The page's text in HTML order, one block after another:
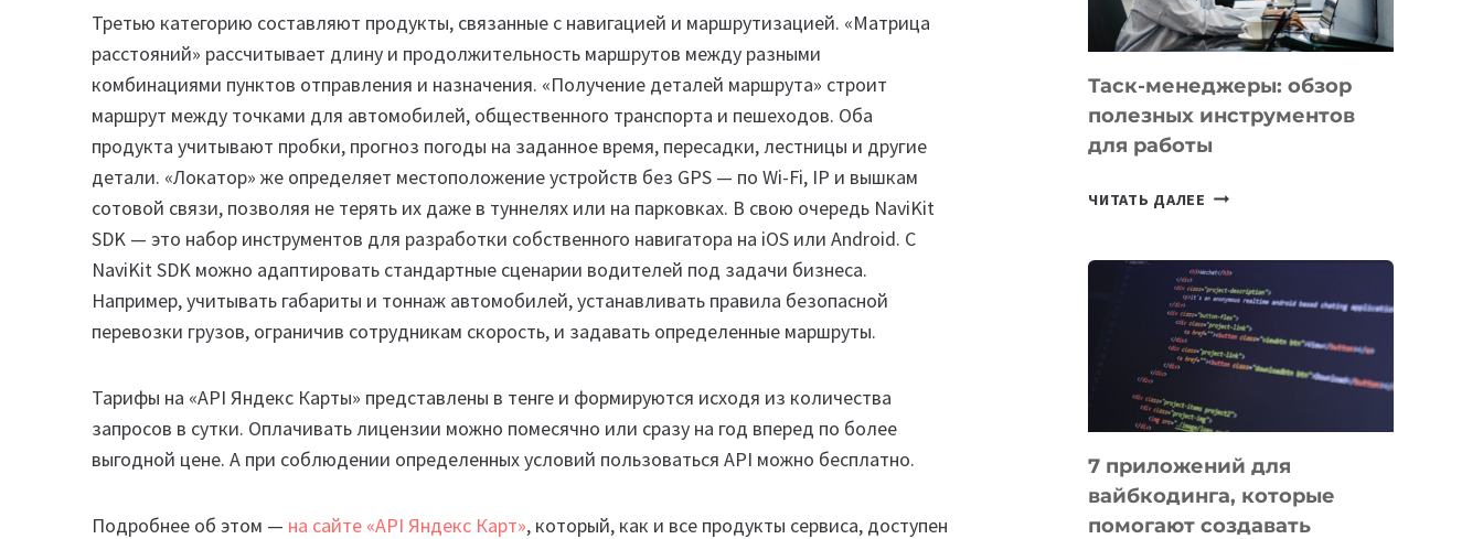
Третью категорию составляют продукты, связанные с навигацией и маршрутизацией. «Матрица
расстояний» рассчитывает длину и продолжительность маршрутов между разными
комбинациями пунктов отправления и назначения. «Получение деталей маршрута» строит
маршрут между точками для автомобилей, общественного транспорта и пешеходов. Оба
продукта учитывают пробки, прогноз погоды на заданное время, пересадки, лестницы и другие
детали. «Локатор» же определяет местоположение устройств без GPS — по Wi-Fi, IP и вышкам
сотовой связи, позволяя не терять их даже в туннелях или на парковках. В свою очередь NaviKit
SDK — это набор инструментов для разработки собственного навигатора на iOS или Android. С
NaviKit SDK можно адаптировать стандартные сценарии водителей под задачи бизнеса.
Например, учитывать габариты и тоннаж автомобилей, устанавливать правила безопасной
перевозки грузов, ограничив сотрудникам скорость, и задавать определенные маршруты.
Тарифы на «API Яндекс Карты» представлены в тенге и формируются исходя из количества
запросов в сутки. Оплачивать лицензии можно помесячно или сразу на год вперед по более
выгодной цене. А при соблюдении определенных условий пользоваться API можно бесплатно.
Подробнее об этом — на сайте «API Яндекс Карт», который, как и все продукты сервиса, доступен
ИНЖЕНЕРА»
Таск-менеджеры: обзор
полезных инструментов
для работы
ЧИТАТЬ ДАЛЕЕ ТАСК-
ПОЛЕЗНЫХ
ИНСТРУМЕНТОВ
ДЛЯ
РАБОТЫ
7 приложений для
вайбкодинга, которые
помогают создавать